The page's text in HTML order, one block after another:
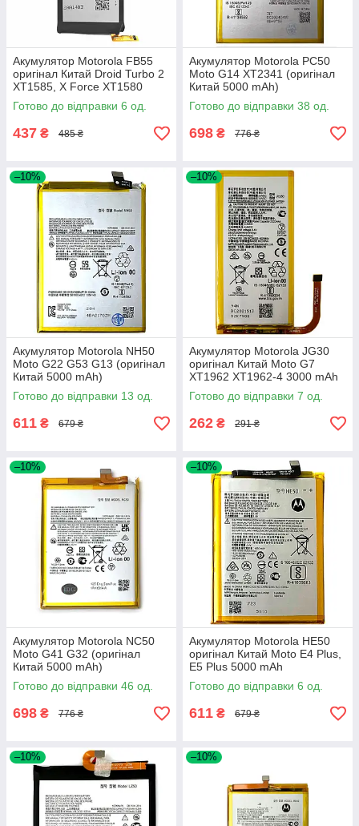
Акумулятор Motorola FB55
оригінал Китай Droid Turbo 2
XT1585, X Force XT1580
3550 mAh
Готово до відправки 6 од.
437 ₴ 485 ₴
Акумулятор Motorola PC50
Moto G14 XT2341 (оригінал
Китай 5000 mAh)
Готово до відправки 38 од.
698 ₴ 776 ₴
–10%
Акумулятор Motorola NH50
Moto G22 G53 G13 (оригінал
Китай 5000 mAh)
Готово до відправки 13 од.
611 ₴ 679 ₴
–10%
Акумулятор Motorola JG30
оригінал Китай Moto G7
XT1962 XT1962-4 3000 mAh
Готово до відправки 7 од.
262 ₴ 291 ₴
–10%
Акумулятор Motorola NC50
Moto G41 G32 (оригінал
Китай 5000 mAh)
Готово до відправки 46 од.
698 ₴ 776 ₴
–10%
Акумулятор Motorola HE50
оригінал Китай Moto E4 Plus,
E5 Plus 5000 mAh
Готово до відправки 6 од.
611 ₴ 679 ₴
–10% –10%